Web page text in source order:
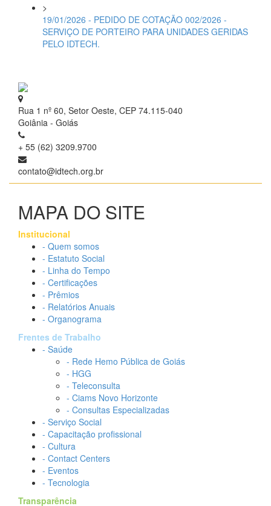
>
19/01/2026 - PEDIDO DE COTAÇÃO 002/2026 -
SERVIÇO DE PORTEIRO PARA UNIDADES GERIDAS
PELO IDTECH.
Rua 1 nº 60, Setor Oeste, CEP 74.115-040
Goiânia - Goiás
+ 55 (62) 3209.9700
contato@idtech.org.br
MAPA DO SITE
Institucional
- Quem somos
- Estatuto Social
- Linha do Tempo
- Certificações
- Prêmios
- Relatórios Anuais
- Organograma
Frentes de Trabalho
- Saúde
- Rede Hemo Pública de Goiás
- HGG
- Teleconsulta
- Ciams Novo Horizonte
- Consultas Especializadas
- Serviço Social
- Capacitação profissional
- Cultura
- Contact Centers
- Eventos
- Tecnologia
Transparência